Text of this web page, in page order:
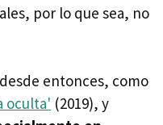
por lo que sea, no
entonces, como
oculta' (2019), y